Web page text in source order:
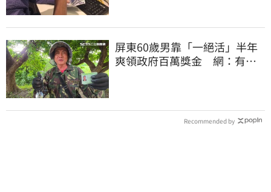
屏東60歲男靠「一絕活」半年
爽領政府百萬獎金 網：有人
Recommended by